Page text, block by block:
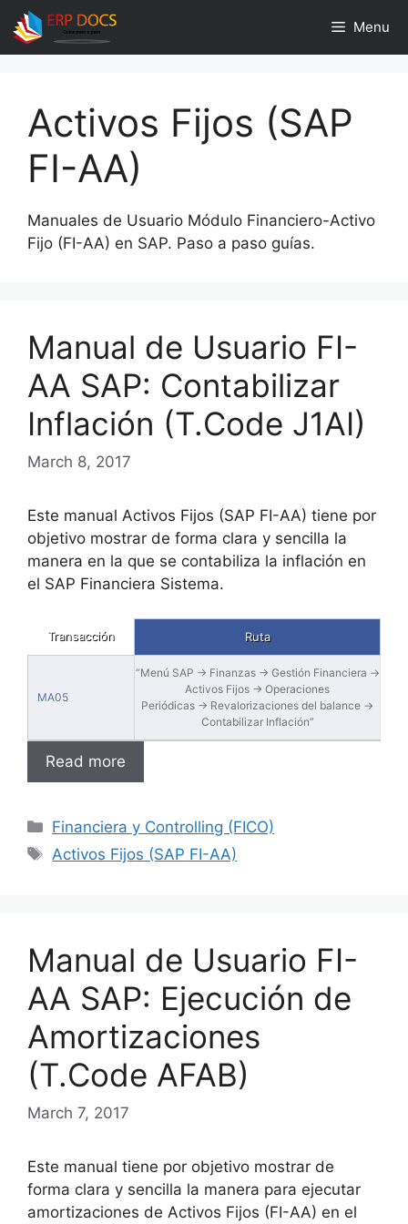
Skip
to
content
Menu
Activos Fijos (SAP
FI-AA)
Manuales de Usuario Módulo Financiero-Activo
Fijo (FI-AA) en SAP. Paso a paso guías.
Manual de Usuario FI-
AA SAP: Contabilizar
Inflación (T.Code J1AI)
March 8, 2017
Este manual Activos Fijos (SAP FI-AA) tiene por
objetivo mostrar de forma clara y sencilla la
manera en la que se contabiliza la inflación en
el SAP Financiera Sistema.
Transacción Ruta
MA05
“Menú SAP → Finanzas → Gestión Financiera →
Activos Fijos → Operaciones
Periódicas → Revalorizaciones del balance →
Contabilizar Inflación”
Read more
Categories
Financiera y Controlling (FICO)
Tags
Activos Fijos (SAP FI-AA)
Manual de Usuario FI-
AA SAP: Ejecución de
Amortizaciones
(T.Code AFAB)
March 7, 2017
Este manual tiene por objetivo mostrar de
forma clara y sencilla la manera para ejecutar
amortizaciones de Activos Fijos (FI-AA) en el